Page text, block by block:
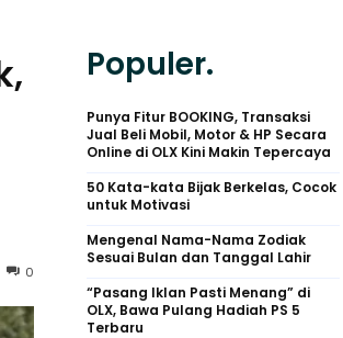
0
Populer.
Punya Fitur BOOKING, Transaksi
Jual Beli Mobil, Motor & HP Secara
Online di OLX Kini Makin Tepercaya
50 Kata-kata Bijak Berkelas, Cocok
untuk Motivasi
Mengenal Nama-Nama Zodiak
Sesuai Bulan dan Tanggal Lahir
“Pasang Iklan Pasti Menang” di
OLX, Bawa Pulang Hadiah PS 5
Terbaru